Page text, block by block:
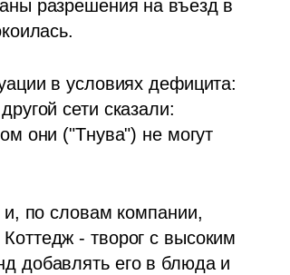
разрешения на въезд в
в условиях дефицита:
сети сказали:
они ("Тнува") не могут
и, по словам компании,
- творог с высоким
добавлять его в блюда и